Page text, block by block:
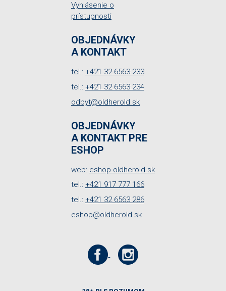
Vyhlásenie o
prístupnosti
OBJEDNÁVKY
A KONTAKT
tel.: +421 32 6563 233
tel.: +421 32 6563 234
odbyt@oldherold.sk
OBJEDNÁVKY
A KONTAKT PRE
ESHOP
web: eshop.oldherold.sk
tel.: +421 917 777 166
tel.: +421 32 6563 286
eshop@oldherold.sk